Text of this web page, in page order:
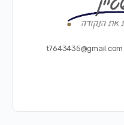
t7643435@gmail.com